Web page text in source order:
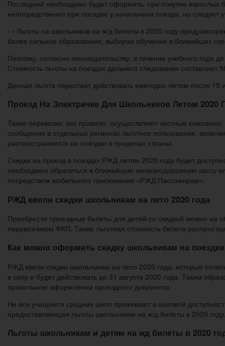
Последний необходимо будет оформить: при покупке взрослых
непосредственно при посадке у начальника поезда, но
› › Льготы на школьников на ж/д билеты в 2020 году
более сильное образование, выбирая обучение в ближайших
Поэтому, согласно законодательству, в течение учебного
Стоимость льготы на поездах дальнего следования составляет
Данная льгота перестает действовать ежегодно летом после 15
Проезд На Электричке Для Школьников Летом 2020
Такие перевозки, как правило, осуществляют частные
сообщения в отдельных регионах льготное пользование,
распространяется на поездки в пределах страны.
Скидка на проезд в поездах РЖД летом 2020 года будет
необходимо обратиться в ближайшую железнодорожную кассу
посредством мобильного приложения «РЖД Пассажирам».
РЖД ввели скидки школьникам на лето 2020 года
Приобрести проездные билеты для детей со скидкой можно на
перевозчиком ФКП. Также льготная стоимость билета
Как можно оформить скидку школьникам на
РЖД ввели скидки школьникам на лето 2020 года, которые
в силу и будет действовать до 31 августа 2020 года. Таким
правильном оформлении проездного документа.
Не все учащиеся средних школ проживают в шаговой
предоставляющая льготы школьникам на ж/д билеты в 2020
Льготы школьникам и детям на жд билеты в 2020